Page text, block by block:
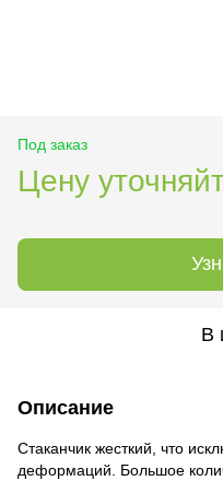
Под заказ
Цену
В
Описание
Стаканчик жесткий, что
деформаций. Большое